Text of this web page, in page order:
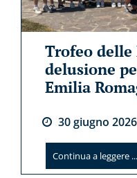
Trofeo delle
delusione
Emilia
30giugno 2026
Continua a leggere ...